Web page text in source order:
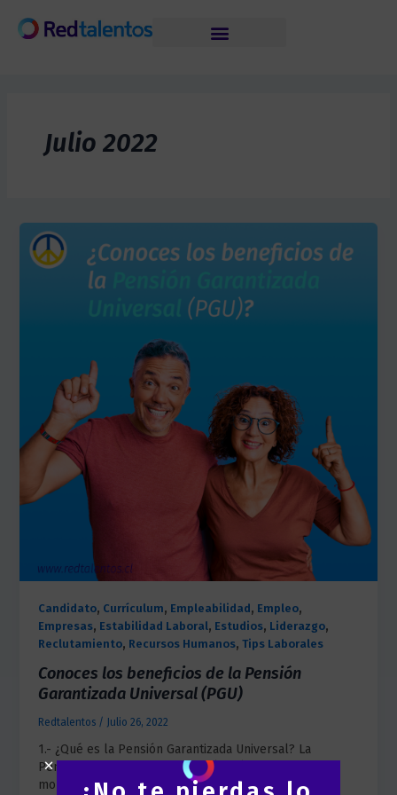
content
Julio 2022
Candidato, Currículum, Empleabilidad, Empleo,
Empresas, Estabilidad Laboral, Estudios, Liderazgo,
Reclutamiento, Recursos Humanos, Tips Laborales
Conoces los beneficios de la Pensión
Garantizada Universal (PGU)
Redtalentos / Julio 26, 2022
1.- ¿Qué es la Pensión Garantizada Universal? La
Pensión Garantizada Universal (PGU) es un aporte
monetario mensual entregado por el […]